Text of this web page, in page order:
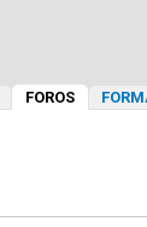
FOROS